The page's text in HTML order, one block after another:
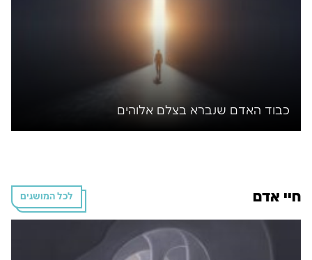
כבוד האדם שנברא בצלם אלוהים
לכל המושגים חיי אדם